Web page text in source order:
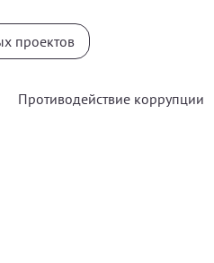
Противодействие коррупции